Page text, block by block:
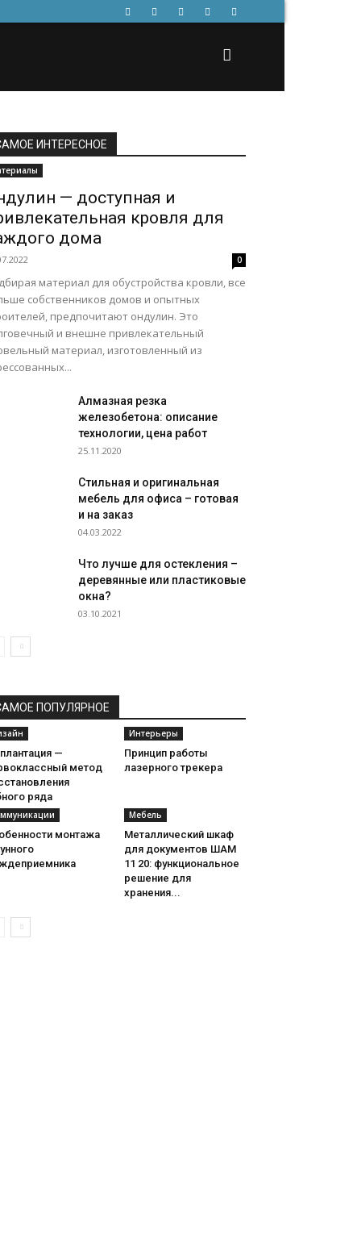
ИНТЕРЕСНОЕ
— доступная и
кровля для
дома
0
материал для обустройства кровли, все
собственников домов и опытных
предпочитают ондулин. Это
и внешне привлекательный
материал, изготовленный из
Алмазная резка
железобетона: описание
технологии, цена работ
25.11.2020
Стильная и оригинальная
мебель для офиса – готовая
и на заказ
04.03.2022
Что лучше для остекления –
деревянные или пластиковые
окна?
03.10.2021
ПОПУЛЯРНОЕ
—
метод
ряда
Интерьеры
Принцип работы
лазерного трекера
монтажа
Мебель
Металлический шкаф
для документов ШАМ
11 20: функциональное
решение для
хранения...